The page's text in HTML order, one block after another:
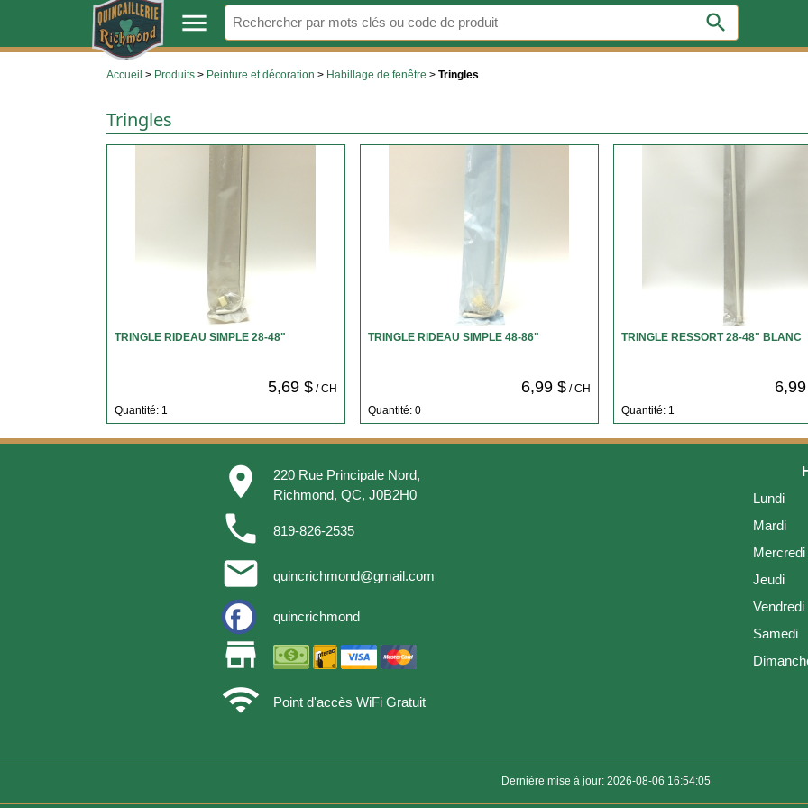
. menu search
Accueil > Produits > Peinture et décoration > Habillage de fenêtre > Tringles
Tringles
TRINGLE RIDEAU SIMPLE 28-48"
5,69 $/ CH
Quantité: 1
TRINGLE RIDEAU SIMPLE 48-86"
6,99 $/ CH
Quantité: 0
TRINGLE RESSORT 28-48" BLANC
Quantité: 1
place
220 Rue Principale Nord,
Richmond, QC, J0B2H0
phone 819-826-2535
email quincrichmond@gmail.com
quincrichmond
store
wifi
Point d'accès WiFi Gratuit
Lundi
Mardi
Mercredi
Jeudi
Vendredi
Samedi
Dernière mise à jour: 2026-08-06 16:54:05